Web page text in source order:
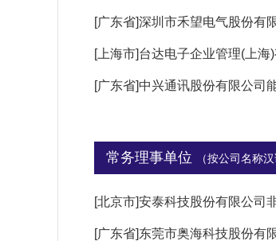
[广东省]深圳市禾望电气股份有
[上海市]台达电子企业管理(上海)
[广东省]中兴通讯股份有限公司
常务理事单位 （按公司名称
[北京市]安泰科技股份有限公司
[广东省]东莞市奥海科技股份有